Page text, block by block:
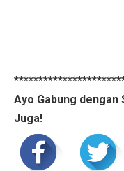
Ayo Gabung
Juga!